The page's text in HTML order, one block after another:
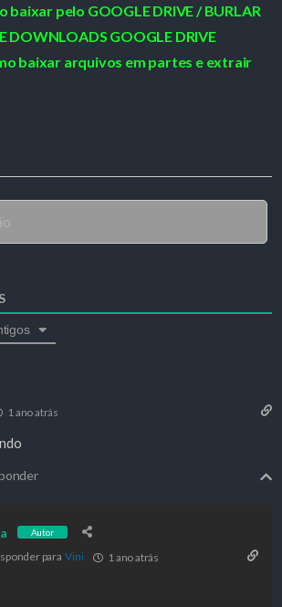
baixar pelo GOOGLE DRIVE / BURLAR
DOWNLOADS GOOGLE DRIVE
baixar arquivos em partes e extrair
1 ano atrás
Autor
paraVini 1 ano atrás